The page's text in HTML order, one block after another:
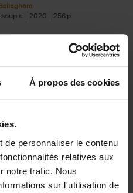
À propos des cookies
de personnaliser le contenu
relatives aux
notre trafic. Nous
sur l'utilisation de
2020 256
Bonds = Building
Jozefien De Feyter
Carolien Boom
2025 200